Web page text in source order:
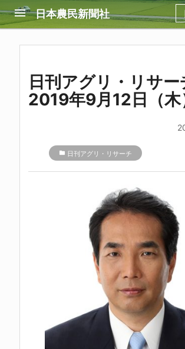
menu 日本農民新聞社
日刊アグリ・リサ
2019年9月12日（木
folder 日刊アグリ・リサーチ